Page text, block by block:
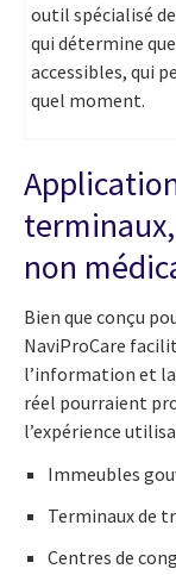
outil spécialisé
qui détermine
accessibles, qui
quel moment.
non
Bien que conçu
NaviProCare
l’information et
réel pourraient
l’expérience
Immeubles
Terminaux de
Centres de